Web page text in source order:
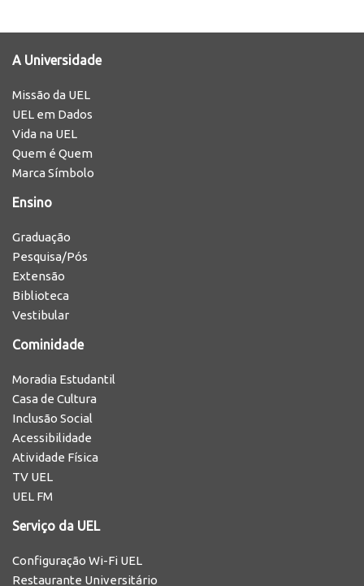
A Universidade
Missão da UEL
UEL em Dados
Vida na UEL
Quem é Quem
Marca Símbolo
Ensino
Graduação
Pesquisa/Pós
Extensão
Biblioteca
Vestibular
Cominidade
Moradia Estudantil
Casa de Cultura
Inclusão Social
Acessibilidade
Atividade Física
TV UEL
UEL FM
Serviço da UEL
Configuração Wi-Fi UEL
Restaurante Universitário